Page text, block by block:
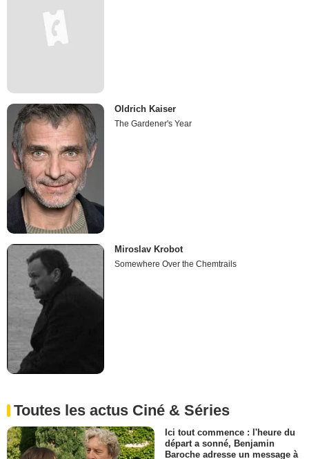
Oldrich Kaiser
The Gardener's Year
Miroslav Krobot
Somewhere Over the Chemtrails
Toutes les actus Ciné & Séries
Ici tout commence : l'heure du
départ a sonné, Benjamin
Baroche adresse un message à